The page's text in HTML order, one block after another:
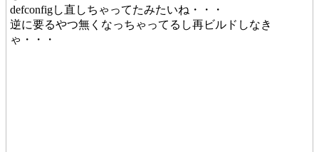
defconfigし直しちゃってたみたいね・・・
逆に要るやつ無くなっちゃってるし再ビルドしなき